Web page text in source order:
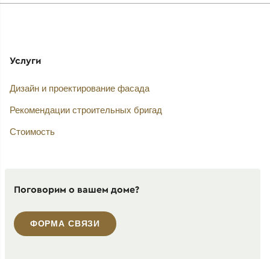
Услуги
Дизайн и проектирование фасада
Рекомендации строительных бригад
Стоимость
Поговорим о вашем доме?
ФОРМА СВЯЗИ